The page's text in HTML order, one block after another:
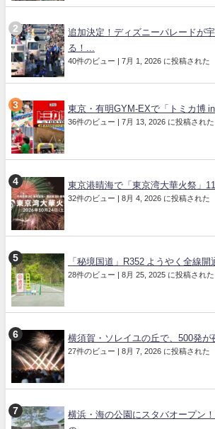
追加決定！ディズニーパレードが
る！...
40件のビュー 7月 1, 2026 に投稿された
東京・有明GYM-EXで「トミカ博 in
36件のビュー 7月 13, 2026 に投稿された
東京港晴海で「東京湾大華火祭」
32件のビュー 8月 4, 2026 に投稿された
「秘境国道」R352 ようやく全線
28件のビュー 8月 25, 2025 に投稿された
横須賀・ソレイユの丘で、500発が
27件のビュー 8月 7, 2026 に投稿された
横浜・海の公園にスタバオープン